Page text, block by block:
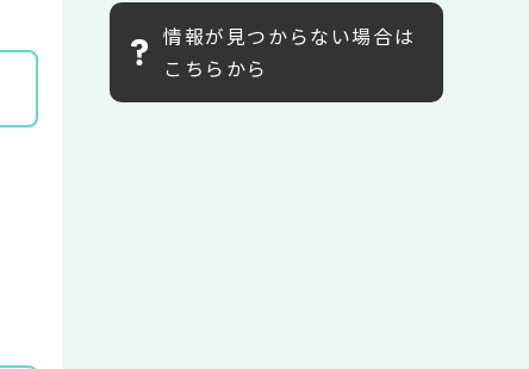
情報が見つからない場合は
こちらから